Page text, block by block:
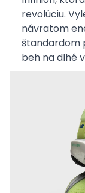
revolúciu.
návratom
štandardom
beh na dlhé